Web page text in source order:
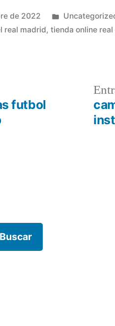
de 2022
Publicado
en
real madrid,tienda online
futbol
Buscar